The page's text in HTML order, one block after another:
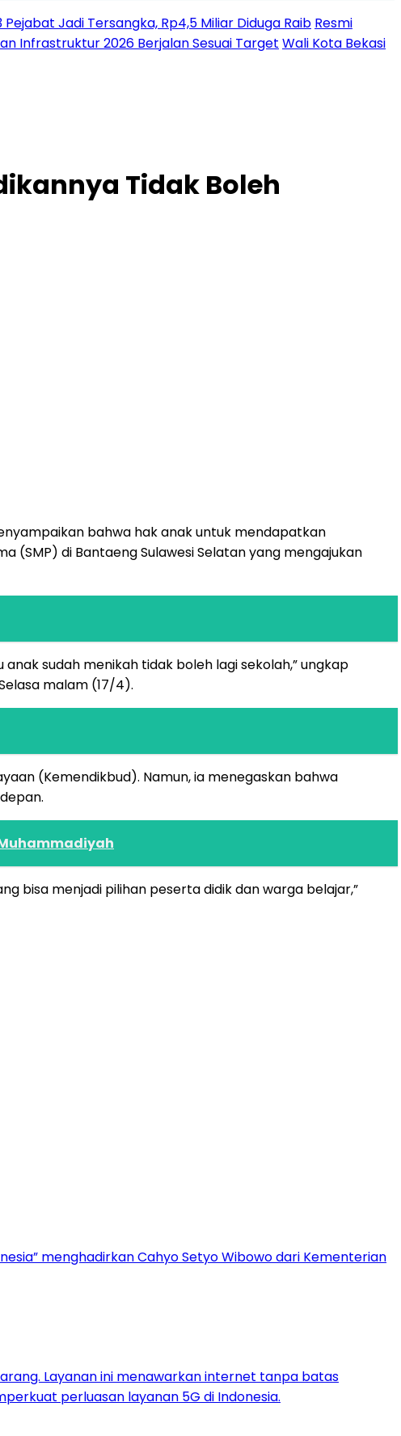
Pejabat Jadi Tersangka, Rp4,5 Miliar Diduga Raib Resmi
Infrastruktur 2026 Berjalan Sesuai Target Wali Kota Bekasi
Tidak Boleh
bahwa hak anak untuk mendapatkan
(SMP) di Bantaeng Sulawesi Selatan yang mengajukan
sudah menikah tidak boleh lagi sekolah,” ungkap
malam (17/4).
(Kemendikbud). Namun, ia menegaskan bahwa
bisa menjadi pilihan peserta didik dan warga belajar,”